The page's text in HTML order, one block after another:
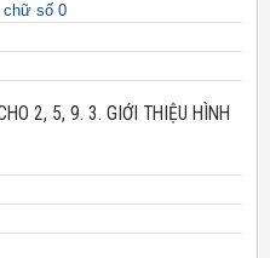
chữ số 0
2, 5, 9. 3. GIỚI THIỆU HÌNH